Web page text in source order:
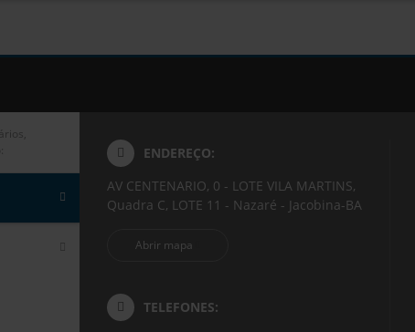
ENDEREÇO:
AV CENTENARIO, 0 - LOTE VILA MARTINS,
Quadra C, LOTE 11 - Nazaré - Jacobina-BA
Abrir mapa
TELEFONES: